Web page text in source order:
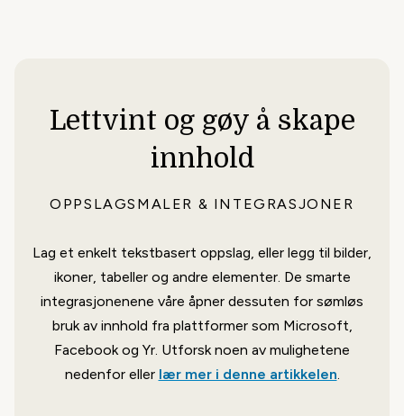
Lettvint og gøy å skape
innhold
OPPSLAGSMALER & INTEGRASJONER
Lag et enkelt tekstbasert oppslag, eller legg til bilder,
ikoner, tabeller og andre elementer. De smarte
integrasjonenene våre åpner dessuten for sømløs
bruk av innhold fra plattformer som Microsoft,
Facebook og Yr. Utforsk noen av mulighetene
nedenfor eller lær mer i denne artikkelen.